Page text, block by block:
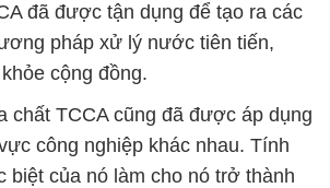
đã được tận dụng để tạo ra các
pháp xử lý nước tiên tiến,
cộng đồng.
chất TCCA cũng đã được áp dụng
công nghiệp khác nhau. Tính
biệt của nó làm cho nó trở thành